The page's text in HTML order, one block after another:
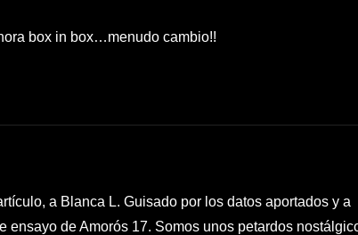
box in box…menudo cambio!!
a Blanca L. Guisado por los datos aportados y a
de Amorós 17. Somos unos petardos